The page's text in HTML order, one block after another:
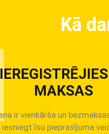
Kā
MAKSAS
ir vienkārša un
iesniegt īsu pieprasījuma